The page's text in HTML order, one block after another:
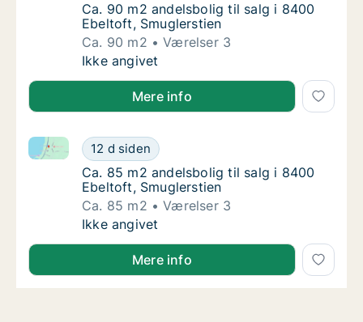
Ca. 90 m2 andelsbolig til salg i 8400
Ca. 90 m2 andelsbolig til salg i 8400
Ebeltoft, Smuglerstien
Ca. 90 m2
Værelser 3
Ca. 90 m2 andelsbolig til salg i 8400
Ikke angivet
Mere info
Ca. 85 m2 andelsbolig til salg i 8400
12 d siden
Ca. 85 m2 andelsbolig til salg i 8400 Ebeltoft,
Ca. 85 m2 andelsbolig til salg i 8400
Ca. 85 m2 andelsbolig til salg i 8400
Ebeltoft, Smuglerstien
Ca. 85 m2
Værelser 3
Ca. 85 m2 andelsbolig til salg i 8400
Ikke angivet
Mere info